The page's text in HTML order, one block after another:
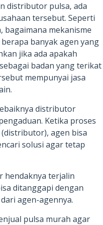
distributor pulsa, ada
tersebut. Seperti
mekanisme
banyak agen yang
jika ada apakah
badan yang terikat
mempunyai jasa
distributor
Ketika proses
agen bisa
solusi agar tetap
hendaknya terjalin
ditanggapi dengan
agen-agennya.
pulsa murah agar